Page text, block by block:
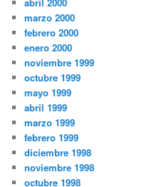
marzo 2000
febrero 2000
enero 2000
noviembre 1999
octubre 1999
mayo 1999
abril 1999
marzo 1999
febrero 1999
diciembre 1998
noviembre 1998
octubre 1998